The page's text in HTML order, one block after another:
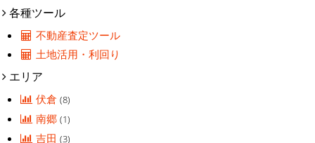
各種ツール
不動産査定ツール
土地活用・利回り
エリア
伏倉(8)
南郷(1)
吉田(3)